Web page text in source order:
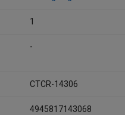
1
-
CTCR-14306
4945817143068